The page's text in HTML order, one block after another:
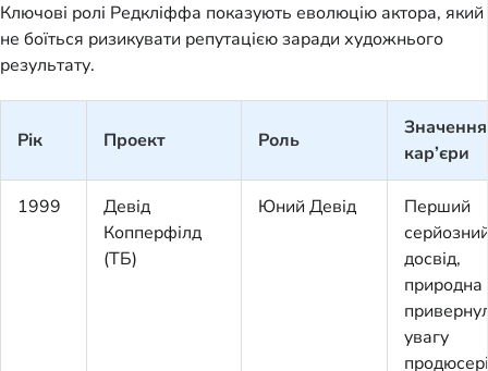
Ключові ролі Редкліффа показують еволюцію актора, який
не боїться ризикувати репутацією заради художнього
результату.
Рік Проект Роль
кар’єри
1999
Девід
Копперфілд
(ТБ)
Юний Девід
Перший
досвід,
природна
увагу